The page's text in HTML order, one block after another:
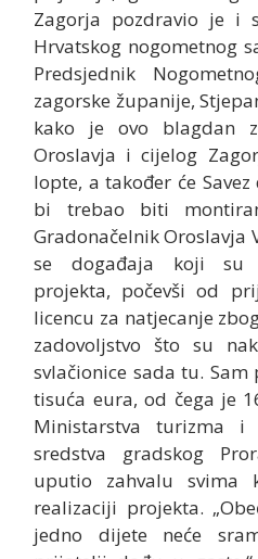
Zagorja pozdravio je i
Hrvatskog nogometnog
Predsjednik
zagorske županije,
kako je ovo blagdan
Oroslavja i cijelog
lopte, a također će
bi trebao biti
Gradonačelnik Oroslavja
se događaja koji su
projekta, počevši od
licencu za natjecanje
zadovoljstvo što su
svlačionice sada tu.
tisuća eura, od čega je
Ministarstva turizma
sredstva gradskog
uputio zahvalu svima
realizaciji projekta.
jedno dijete neće